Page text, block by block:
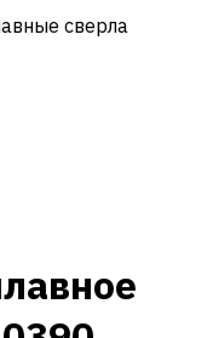
сверла